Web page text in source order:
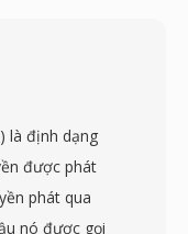
là định dạng
được phát
phát qua
nó được gọi